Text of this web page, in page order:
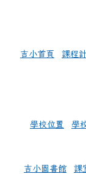
吉小首頁 課程
學校位置 學
吉小圖書館 課